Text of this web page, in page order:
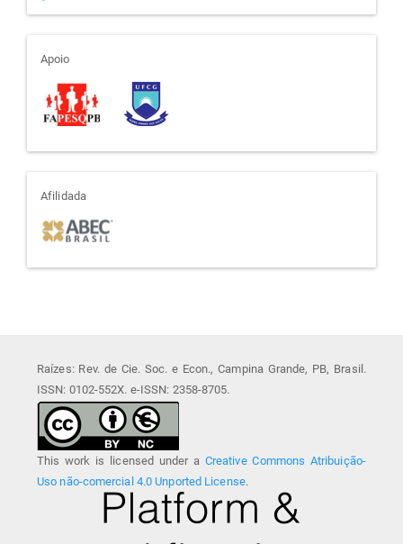
apoio
Apoio
afiliada
Afilidada
Raízes: Rev. de Cie. Soc. e Econ., Campina Grande, PB, Brasil.
ISSN: 0102-552X. e-ISSN: 2358-8705.
This work is licensed under a Creative Commons Atribuição-
Uso não-comercial 4.0 Unported License.